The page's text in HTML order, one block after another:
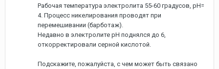
Рабочая температура электролита 55-60 градусов, рН=
4. Процесс никелирования проводят при
перемешивании (барботаж).
Недавно в электролите рН поднялся до 6,
откорректировали серной кислотой.
Подскажите, пожалуйста, с чем может быть связано